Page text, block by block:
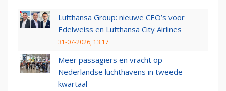
Lufthansa Group: nieuwe CEO’s voor
Edelweiss en Lufthansa City Airlines
31-07-2026, 13:17
Meer passagiers en vracht op
Nederlandse luchthavens in tweede
kwartaal